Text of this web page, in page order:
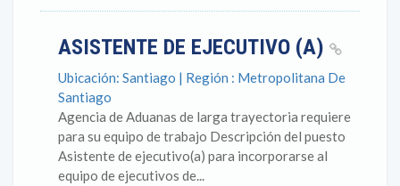
ASISTENTE DE EJECUTIVO (A)
Ubicación: Santiago | Región : Metropolitana De
Santiago
Agencia de Aduanas de larga trayectoria requiere
para su equipo de trabajo Descripción del puesto
Asistente de ejecutivo(a) para incorporarse al
equipo de ejecutivos de...